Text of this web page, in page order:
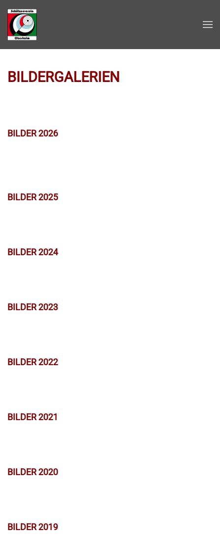
Zum Hauptinhalt springen
BILDERGALERIEN
BILDER 2026
BILDER 2025
BILDER 2024
BILDER 2023
BILDER 2022
BILDER 2021
BILDER 2020
BILDER 2019